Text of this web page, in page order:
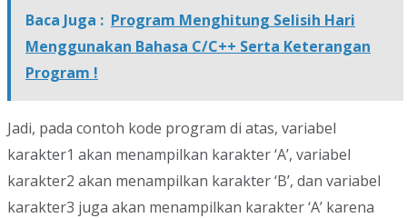
Baca Juga : Program Menghitung Selisih Hari
Menggunakan Bahasa C/C++ Serta Keterangan
Program !
Jadi, pada contoh kode program di atas, variabel
karakter1 akan menampilkan karakter ‘A’, variabel
karakter2 akan menampilkan karakter ‘B’, dan variabel
karakter3 juga akan menampilkan karakter ‘A’ karena